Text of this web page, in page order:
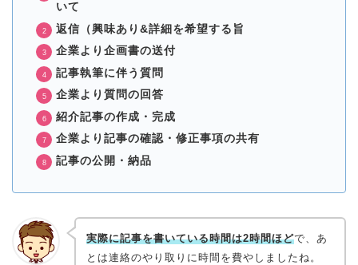
いて
返信（興味あり&詳細を希望する旨
企業より企画書の送付
記事執筆に伴う質問
企業より質問の回答
紹介記事の作成・完成
企業より記事の確認・修正事項の共有
記事の公開・納品
実際に記事を書いている時間は2時間ほどで、あ
とは連絡のやり取りに時間を費やしましたね。